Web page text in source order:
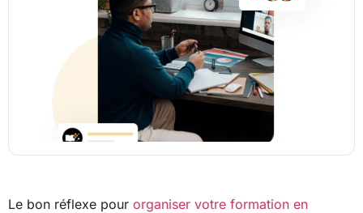
Le bon réflexe pour organiser votre formation en